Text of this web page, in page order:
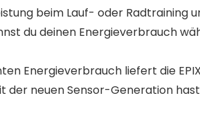
beim Lauf- oder
du deinen Energieverbrauch
Energieverbrauch liefert die
Mit der neuen Sensor-